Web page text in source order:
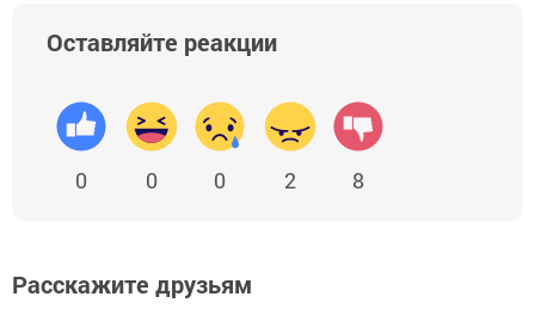
Оставляйте реакции
0 0 0 2 8
Расскажите друзьям